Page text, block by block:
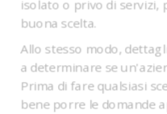
isolato o privo di servizi,
buona scelta.
Allo stesso modo,
a determinare se
Prima di fare qualsiasi
bene porre le domande